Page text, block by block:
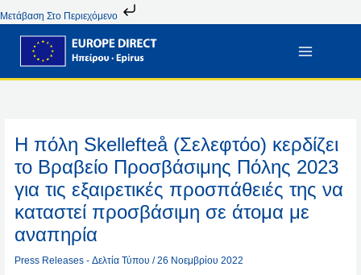
Μετάβαση Στο Περιεχόμενο
Στο
Περιεχόμενο
H πόλη Skellefteå (Σελεφτόο) κερδίζει
το Βραβείο Προσβάσιμης Πόλης 2023
για τις εξαιρετικές προσπάθειές της να
καταστεί προσβάσιμη σε άτομα με
αναπηρία
Press Releases - Δελτία Τύπου /26 Νοεμβρίου 2022